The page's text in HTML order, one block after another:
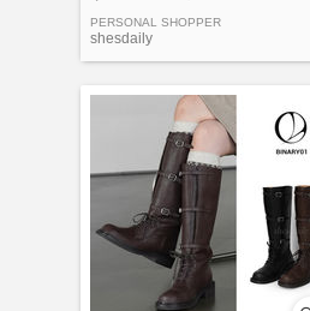
PERSONAL SHOPPER
shesdaily